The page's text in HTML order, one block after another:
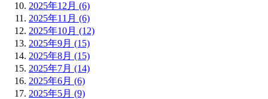
2025年12月 (6)
2025年11月 (6)
2025年10月 (12)
2025年9月 (15)
2025年8月 (15)
2025年7月 (14)
2025年6月 (6)
2025年5月 (9)